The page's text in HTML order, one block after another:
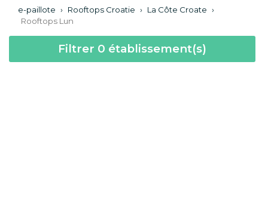
e-paillote › Rooftops Croatie › La Côte Croate ›
Rooftops Lun
Filtrer 0 établissement(s)